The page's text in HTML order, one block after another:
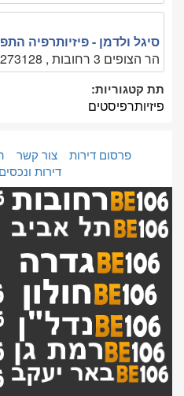
סיגל ולדמן - פיזיותרפיה
הר הצופים 3 רחובות , 0507273128
תת קטגוריות:
פיזיותרפיסטים
פרסום דירות צור קשר
דירות ונכסים